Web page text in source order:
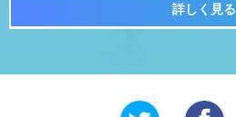
詳しく見る